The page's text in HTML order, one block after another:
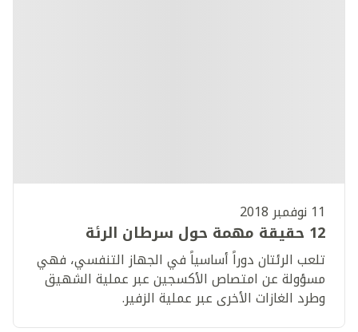
11 نوفمبر 2018
12 حقيقة مهمة حول سرطان الرئة
تلعب الرئتان دوراً أساسياً في الجهاز التنفسي، فهي
مسؤولة عن امتصاص الأكسجين عبر عملية الشهيق
وطرد الغازات الأخرى عبر عملية الزفير.